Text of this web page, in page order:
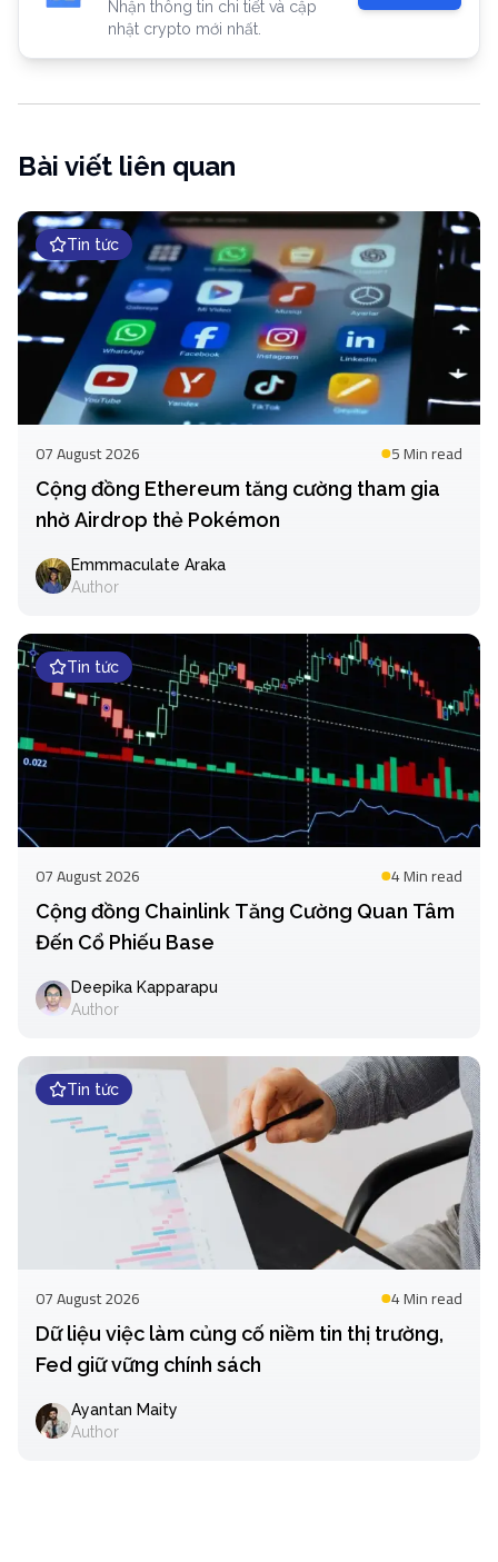
Nhận thông tin chi tiết và cập
nhật crypto mới nhất.
Bài viết liên quan
Tin tức
07 August 2026 5 Minread
Cộng đồng Ethereum tăng cường tham gia
nhờ Airdrop thẻ Pokémon
Emmmaculate Araka
Author
Tin tức
07 August 2026 4 Minread
Cộng đồng Chainlink Tăng Cường Quan Tâm
Đến Cổ Phiếu Base
Deepika Kapparapu
Author
Tin tức
07 August 2026 4 Minread
Dữ liệu việc làm củng cố niềm tin thị trường,
Fed giữ vững chính sách
Ayantan Maity
Author